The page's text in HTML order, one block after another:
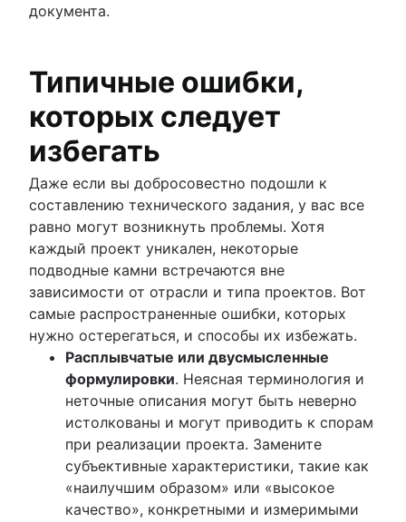
документа.
Типичные ошибки,
которых следует
избегать
Даже если вы добросовестно подошли к
составлению технического задания, у вас все
равно могут возникнуть проблемы. Хотя
каждый проект уникален, некоторые
подводные камни встречаются вне
зависимости от отрасли и типа проектов. Вот
самые распространенные ошибки, которых
нужно остерегаться, и способы их избежать.
Расплывчатые или двусмысленные
формулировки. Неясная терминология и
неточные описания могут быть неверно
истолкованы и могут приводить к спорам
при реализации проекта. Замените
субъективные характеристики, такие как
«наилучшим образом» или «высокое
качество», конкретными и измеримыми